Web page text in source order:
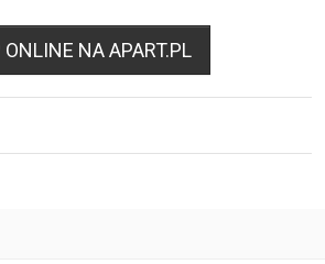
ONLINE NA APART.PL